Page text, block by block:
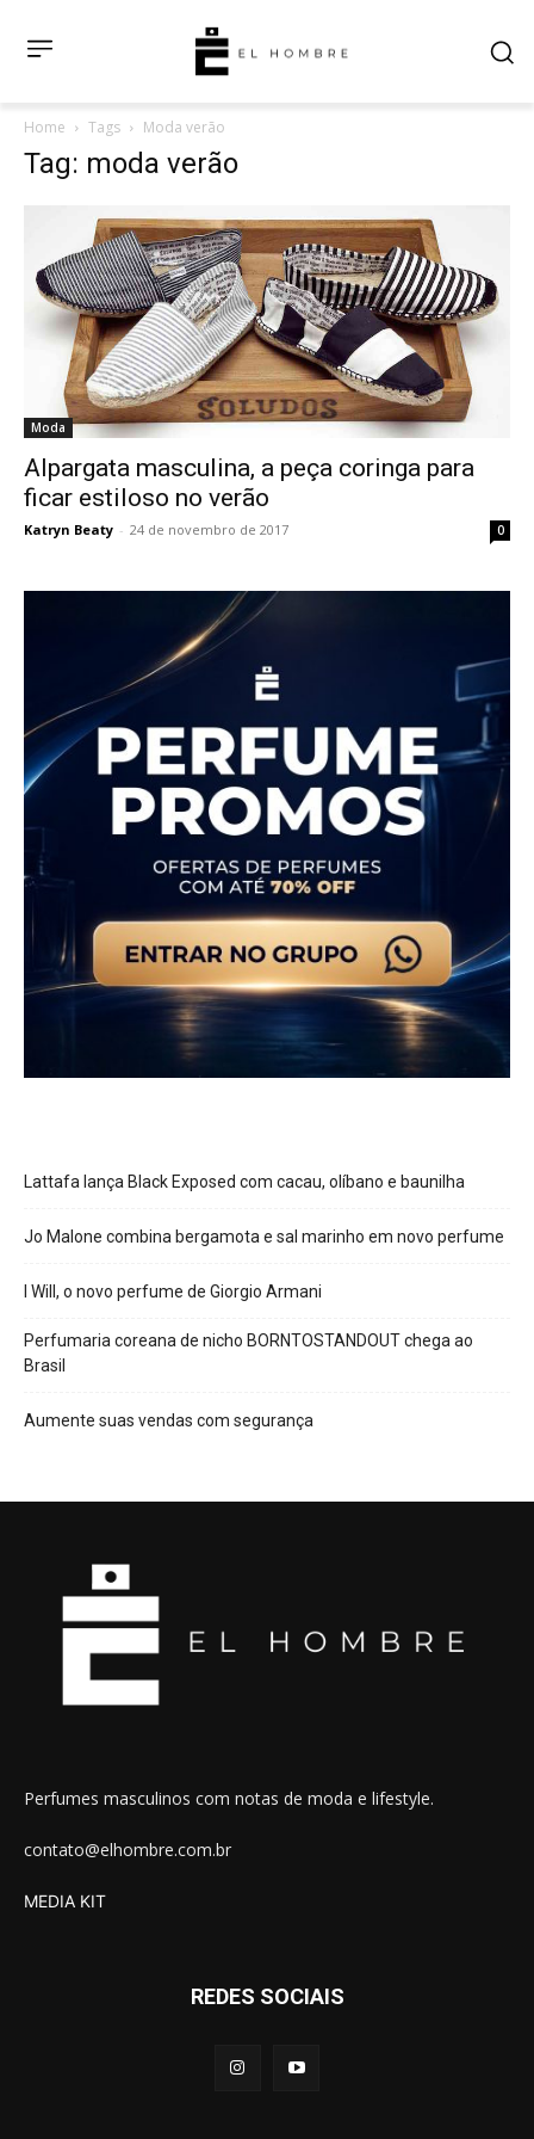
Home Tags Moda verão
Tag: moda verão
Moda
Alpargata masculina, a peça coringa para
ficar estiloso no verão
Katryn Beaty - 24 de novembro de 2017 0
Lattafa lança Black Exposed com cacau, olíbano e baunilha
Jo Malone combina bergamota e sal marinho em novo perfume
I Will, o novo perfume de Giorgio Armani
Perfumaria coreana de nicho BORNTOSTANDOUT chega ao
Brasil
Aumente suas vendas com segurança
Perfumes masculinos com notas de moda e lifestyle.
contato@elhombre.com.br
MEDIA KIT
REDES SOCIAIS